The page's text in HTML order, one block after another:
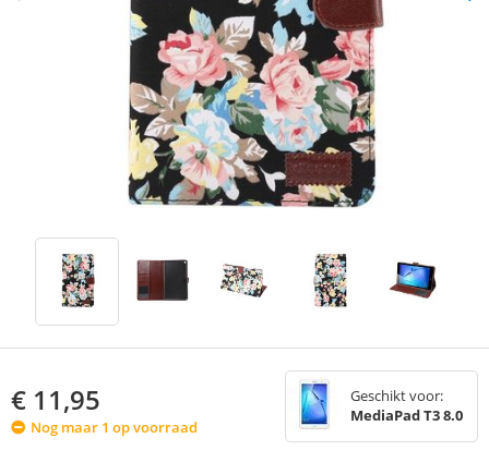
€ 11,95
Nog maar 1 op voorraad
Geschikt voor:
MediaPad T3 8.0